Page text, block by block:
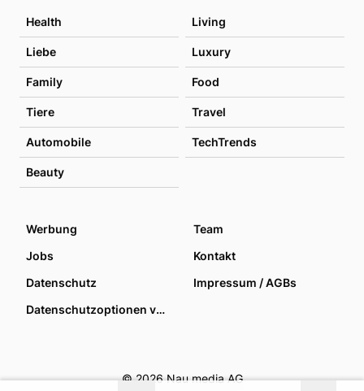
Health Living
Liebe Luxury
Family Food
Tiere Travel
Automobile TechTrends
Beauty
Werbung
Team
Jobs
Kontakt
Datenschutz
Impressum / AGBs
Datenschutzoptionen verwalten
© 2026 Nau media AG